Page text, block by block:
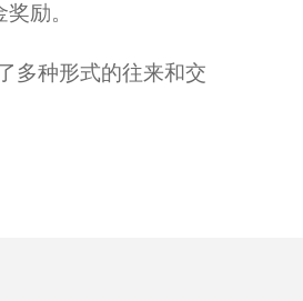
励。
多种形式的往来和交